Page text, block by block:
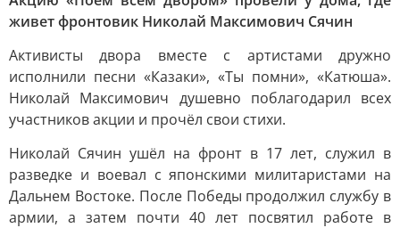
живет фронтовик Николай Максимович Сячин
Активисты двора вместе с артистами дружно
исполнили песни «Казаки», «Ты помни», «Катюша».
Николай Максимович душевно поблагодарил всех
участников акции и прочёл свои стихи.
Николай Сячин ушёл на фронт в 17 лет, служил в
разведке и воевал с японскими милитаристами на
Дальнем Востоке. После Победы продолжил службу в
армии, а затем почти 40 лет посвятил работе в